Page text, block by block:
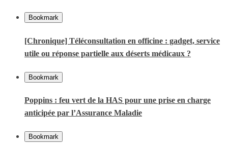
Bookmark
[Chronique] Téléconsultation en officine : gadget, service
utile ou réponse partielle aux déserts médicaux ?
Bookmark
Poppins : feu vert de la HAS pour une prise en charge
anticipée par l’Assurance Maladie
Bookmark